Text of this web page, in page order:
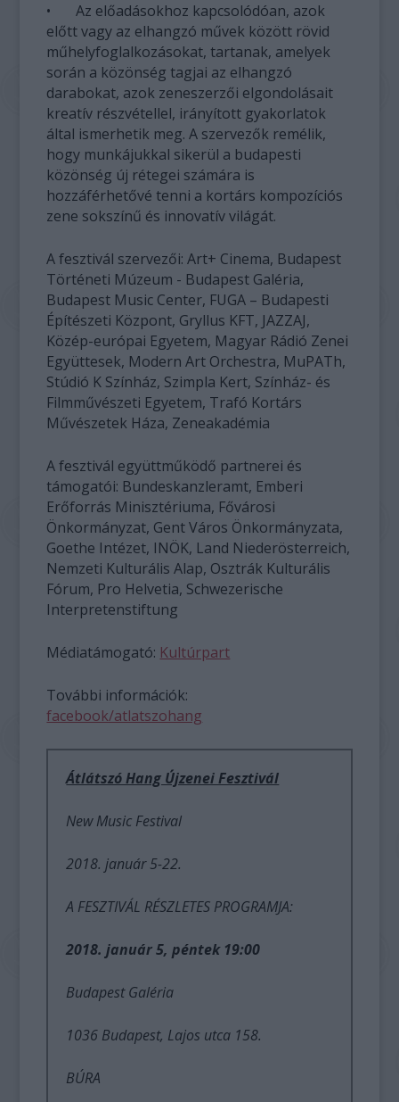
• Az előadásokhoz kapcsolódóan, azok
előtt vagy az elhangzó művek között rövid
műhelyfoglalkozásokat, tartanak, amelyek
során a közönség tagjai az elhangzó
darabokat, azok zeneszerzői elgondolásait
kreatív részvétellel, irányított gyakorlatok
által ismerhetik meg. A szervezők remélik,
hogy munkájukkal sikerül a budapesti
közönség új rétegei számára is
hozzáférhetővé tenni a kortárs kompozíciós
zene sokszínű és innovatív világát.
A fesztivál szervezői: Art+ Cinema, Budapest
Történeti Múzeum - Budapest Galéria,
Budapest Music Center, FUGA – Budapesti
Építészeti Központ, Gryllus KFT, JAZZAJ,
Közép-európai Egyetem, Magyar Rádió Zenei
Együttesek, Modern Art Orchestra, MuPATh,
Stúdió K Színház, Szimpla Kert, Színház- és
Filmművészeti Egyetem, Trafó Kortárs
Művészetek Háza, Zeneakadémia
A fesztivál együttműködő partnerei és
támogatói: Bundeskanzleramt, Emberi
Erőforrás Minisztériuma, Fővárosi
Önkormányzat, Gent Város Önkormányzata,
Goethe Intézet, INÖK, Land Niederösterreich,
Nemzeti Kulturális Alap, Osztrák Kulturális
Fórum, Pro Helvetia, Schwezerische
Interpretenstiftung
Médiatámogató: Kultúrpart
További információk:
facebook/atlatszohang
Átlátszó Hang Újzenei Fesztivál
New Music Festival
2018. január 5-22.
A FESZTIVÁL RÉSZLETES PROGRAMJA:
2018. január 5, péntek 19:00
Budapest Galéria
1036 Budapest, Lajos utca 158.
BÚRA